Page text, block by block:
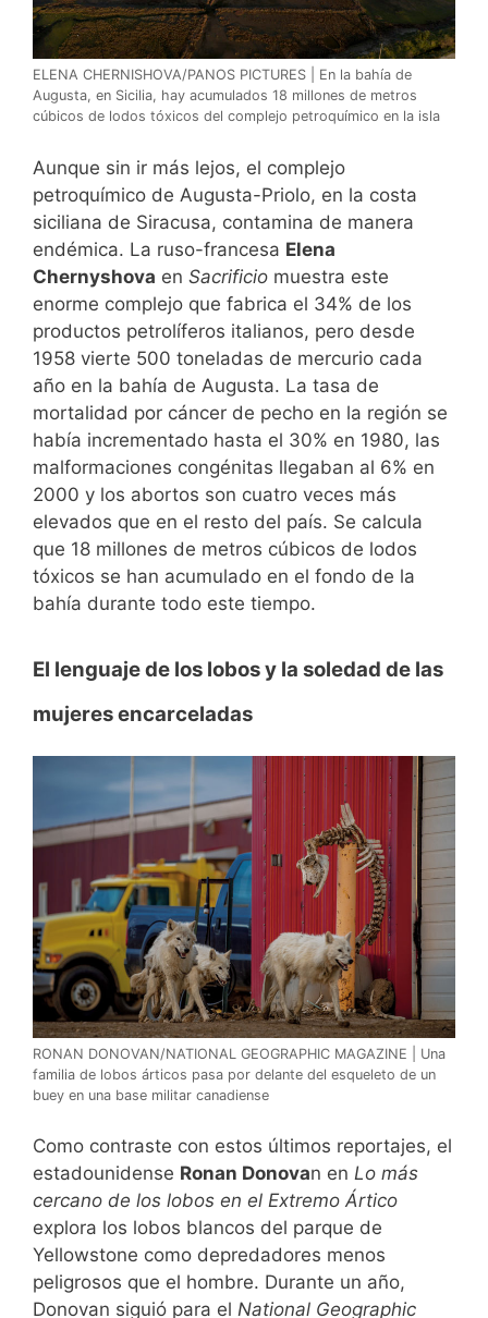
ELENA CHERNISHOVA/PANOS PICTURES | En la bahía de
Augusta, en Sicilia, hay acumulados 18 millones de metros
cúbicos de lodos tóxicos del complejo petroquímico en la isla
Aunque sin ir más lejos, el complejo
petroquímico de Augusta-Priolo, en la costa
siciliana de Siracusa, contamina de manera
endémica. La ruso-francesa Elena
Chernyshova en Sacrificio muestra este
enorme complejo que fabrica el 34% de los
productos petrolíferos italianos, pero desde
1958 vierte 500 toneladas de mercurio cada
año en la bahía de Augusta. La tasa de
mortalidad por cáncer de pecho en la región se
había incrementado hasta el 30% en 1980, las
malformaciones congénitas llegaban al 6% en
2000 y los abortos son cuatro veces más
elevados que en el resto del país. Se calcula
que 18 millones de metros cúbicos de lodos
tóxicos se han acumulado en el fondo de la
bahía durante todo este tiempo.
El lenguaje de los lobos y la soledad de las
mujeres encarceladas
RONAN DONOVAN/NATIONAL GEOGRAPHIC MAGAZINE | Una
familia de lobos árticos pasa por delante del esqueleto de un
buey en una base militar canadiense
Como contraste con estos últimos reportajes, el
estadounidense Ronan Donovan en Lo más
cercano de los lobos en el Extremo Ártico
explora los lobos blancos del parque de
Yellowstone como depredadores menos
peligrosos que el hombre. Durante un año,
Donovan siguió para el National Geographic